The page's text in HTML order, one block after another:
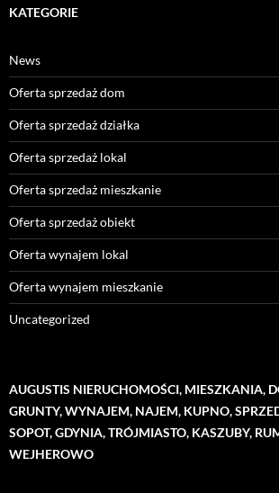
KATEGORIE
News
Oferta sprzedaż dom
Oferta sprzedaż działka
Oferta sprzedaż lokal
Oferta sprzedaż mieszkanie
Oferta sprzedaż obiekt
Oferta wynajem lokal
Oferta wynajem mieszkanie
Uncategorized
AUGUSTIS NIERUCHOMOŚCI, MIESZKANIA,
GRUNTY, WYNAJEM, NAJEM, KUPNO,
SOPOT, GDYNIA, TRÓJMIASTO, KASZUBY,
WEJHEROWO